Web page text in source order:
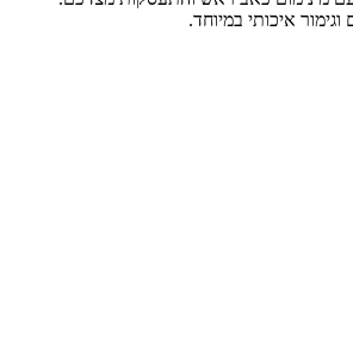
איכותי במיוחד.